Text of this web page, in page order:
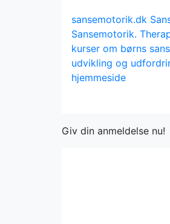
sansemotorik.dk
Sansemotorik.
kurser om børns
udvikling og
hjemmeside
Giv din anmeldelse nu!